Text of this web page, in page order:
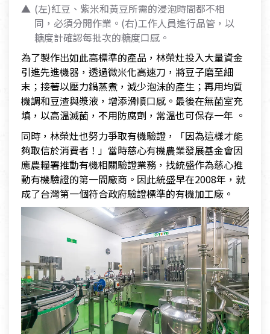
(左)紅豆、紫米和黃豆所需的浸泡時間都不相
同，必須分開作業。(右)工作人員進行品管，以
糖度計確認每批次的糖度口感。
為了製作出如此高標準的產品，林榮灶投入大量資金
引進先進機器，透過微米化高速刀，將豆子磨至細
末；接著以壓力鍋蒸煮，減少泡沫的產生；再用均質
機調和豆渣與漿液，增添滑順口感。最後在無菌室充
填，以高溫滅菌，不用防腐劑，常溫也可保存一年 。
同時，林榮灶也努力爭取有機驗證，「因為這樣才能
夠取信於消費者！」當時慈心有機農業發展基金會因
應農糧署推動有機相關驗證業務，找統盛作為慈心推
動有機驗證的第一間廠商。因此統盛早在2008年，就
成了台灣第一個符合政府驗證標準的有機加工廠。